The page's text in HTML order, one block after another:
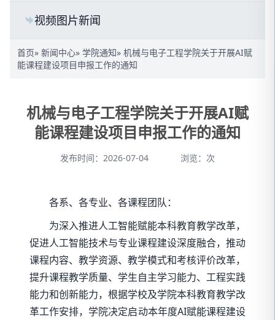
视频图片新闻
首页» 新闻中心» 学院通知» 机械与电子工程学院关于开展AI赋
能课程建设项目申报工作的通知
机械与电子工程学院关于开展AI赋
能课程建设项目申报工作的通知
发布时间：2026-07-04 浏览： 次
各系、各专业、各课程团队：
为深入推进人工智能赋能本科教育教学改革，
促进人工智能技术与专业课程建设深度融合，推动
课程内容、教学资源、教学模式和考核评价改革，
提升课程教学质量、学生自主学习能力、工程实践
能力和创新能力，根据学校及学院本科教育教学改
革工作安排，学院决定启动本年度AI赋能课程建设